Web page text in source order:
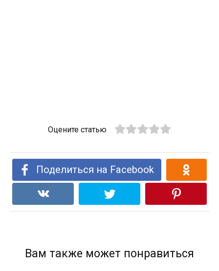
Оцените статью
Поделиться на Facebook
Вам также может понравиться